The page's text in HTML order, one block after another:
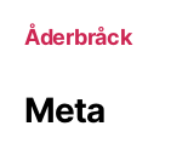
Åderbråck
Meta